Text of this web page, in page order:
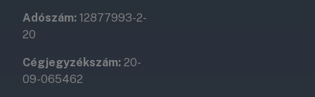
Mekkora teljesítményű klímát válasszak?
Adószám: 12877993-2-
20
Cégjegyzékszám: 20-
09-065462